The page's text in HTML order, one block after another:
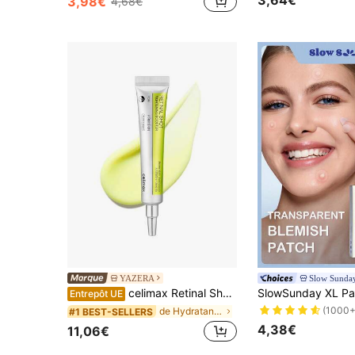
#2 BEST-SELLERS
de Combinaison Sérums et soins du visage
YAZERA
Entrepôt UE celimax Retinal Shot Tightening Booster 15ml Booster Anti-Age
#1 BEST-SELLERS de Hydratant Sérums et soins du visage
11,06€
Slow
4,38€